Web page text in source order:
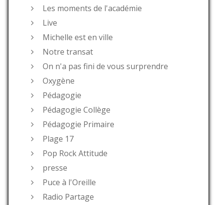
Les moments de l'académie
Live
Michelle est en ville
Notre transat
On n'a pas fini de vous surprendre
Oxygène
Pédagogie
Pédagogie Collège
Pédagogie Primaire
Plage 17
Pop Rock Attitude
presse
Puce à l'Oreille
Radio Partage